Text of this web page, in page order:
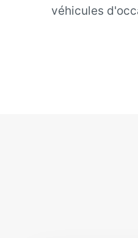
véhicules